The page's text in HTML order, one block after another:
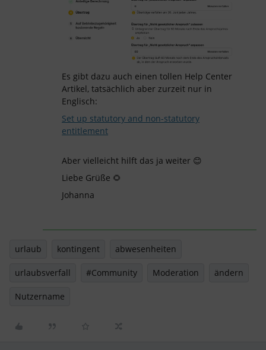
Es gibt dazu auch einen tollen Help Center
Artikel, tatsächlich aber zurzeit nur in
Englisch:
Set up statutory and non-statutory
entitlement
Aber vielleicht hilft das ja weiter 😊
Liebe Grüße 🌻
Johanna
urlaub kontingent abwesenheiten
urlaubsverfall #Community Moderation ändern
Nutzername